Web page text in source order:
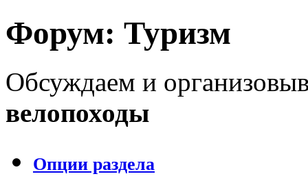
Форум: Туризм
Обсуждаем и
велопоходы
Опции раздела